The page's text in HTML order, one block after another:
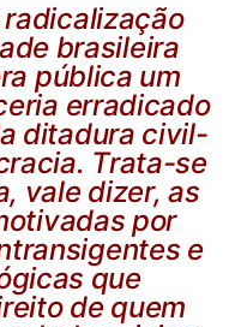
radicalização
brasileira
pública um
erradicado
ditadura civil-
Trata-se
vale dizer, as
por
e
que
de quem